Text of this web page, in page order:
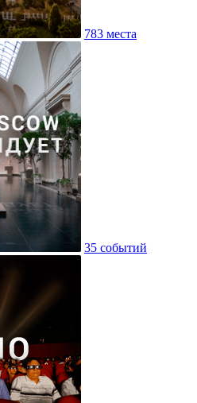
783 места
35 событий